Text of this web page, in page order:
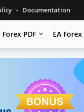
Documentation
Forex PDF EA Forex